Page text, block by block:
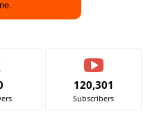
120,301
Subscribers